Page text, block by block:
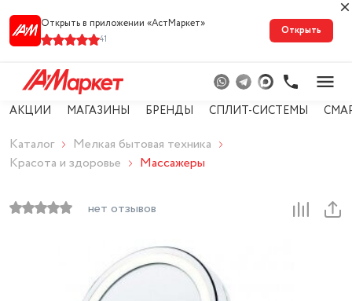
Открыть в приложении «АстМарке‪т‬»
41
Открыть
АКЦИИ МАГАЗИНЫ БРЕНДЫ СПЛИТ-СИСТЕМЫ
Каталог
Мелкая бытовая техника
Красота и здоровье
Массажеры
нет отзывов